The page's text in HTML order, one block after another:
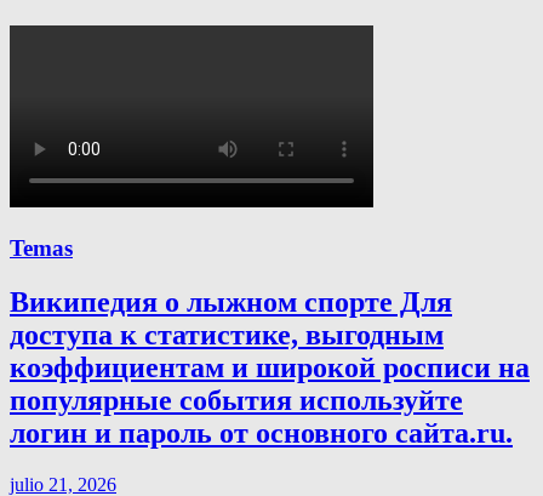
Temas
Википедия о лыжном спорте Для
доступа к статистике, выгодным
коэффициентам и широкой росписи на
популярные события используйте
логин и пароль от основного сайта.ru.
julio 21, 2026